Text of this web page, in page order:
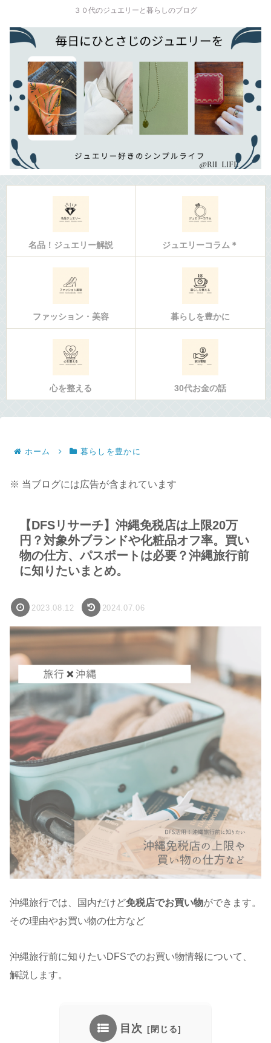
３０代のジュエリーと暮らしのブログ
名品！ジュエリー解説 ジュエリーコラム＊
ファッション・美容 暮らしを豊かに
心を整える 30代お金の話
ホーム 暮らしを豊かに
※ 当ブログには広告が含まれています
【DFSリサーチ】沖縄免税店は上限20万
円？対象外ブランドや化粧品オフ率。買い
物の仕方、パスポートは必要？沖縄旅行前
に知りたいまとめ。
2023.08.12 2024.07.06
沖縄旅行では、国内だけど免税店でお買い物ができます。
その理由やお買い物の仕方など
沖縄旅行前に知りたいDFSでのお買い物情報について、
解説します。
目次